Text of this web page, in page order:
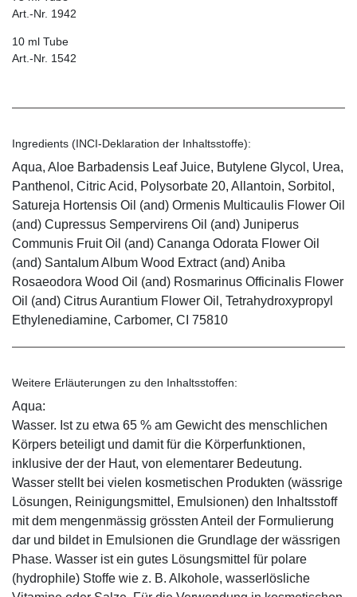
Art.-Nr. 1942
10 ml Tube
Art.-Nr. 1542
Ingredients (INCI-Deklaration der Inhaltsstoffe):
Aqua, Aloe Barbadensis Leaf Juice, Butylene Glycol, Urea,
Panthenol, Citric Acid, Polysorbate 20, Allantoin, Sorbitol,
Satureja Hortensis Oil (and) Ormenis Multicaulis Flower Oil
(and) Cupressus Sempervirens Oil (and) Juniperus
Communis Fruit Oil (and) Cananga Odorata Flower Oil
(and) Santalum Album Wood Extract (and) Aniba
Rosaeodora Wood Oil (and) Rosmarinus Officinalis Flower
Oil (and) Citrus Aurantium Flower Oil, Tetrahydroxypropyl
Ethylenediamine, Carbomer, CI 75810
Weitere Erläuterungen zu den Inhaltsstoffen:
Aqua:
Wasser. Ist zu etwa 65 % am Gewicht des menschlichen
Körpers beteiligt und damit für die Körperfunktionen,
inklusive der der Haut, von elementarer Bedeutung.
Wasser stellt bei vielen kosmetischen Produkten (wässrige
Lösungen, Reinigungsmittel, Emulsionen) den Inhaltsstoff
mit dem mengenmässig grössten Anteil der Formulierung
dar und bildet in Emulsionen die Grundlage der wässrigen
Phase. Wasser ist ein gutes Lösungsmittel für polare
(hydrophile) Stoffe wie z. B. Alkohole, wasserlösliche